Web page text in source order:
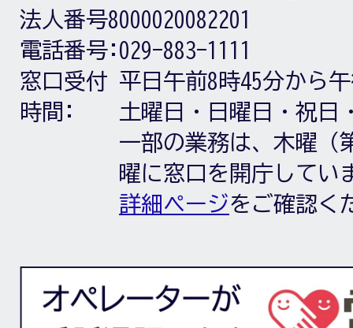
法人番号8000020082201
電話番号: 029-883-1111
窓口受付
時間:
平日午前8時45分から
土曜日・日曜日・祝日
一部の業務は、木曜（
曜に窓口を開庁してい
詳細ページをご確認く